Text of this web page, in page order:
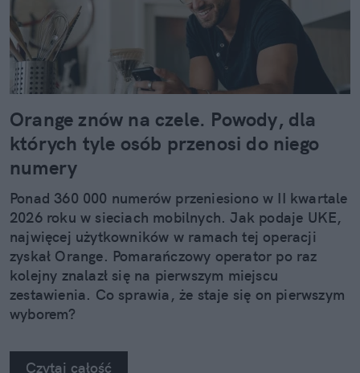
Orange znów na czele. Powody, dla
których tyle osób przenosi do niego
numery
Ponad 360 000 numerów przeniesiono w II kwartale
2026 roku w sieciach mobilnych. Jak podaje UKE,
najwięcej użytkowników w ramach tej operacji
zyskał Orange. Pomarańczowy operator po raz
kolejny znalazł się na pierwszym miejscu
zestawienia. Co sprawia, że staje się on pierwszym
wyborem?
Czytaj całość